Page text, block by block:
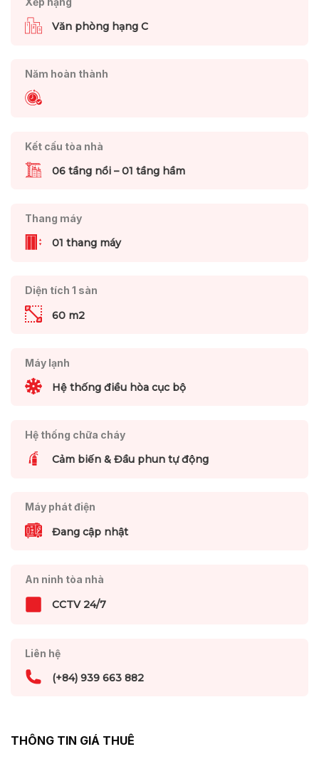
Văn phòng hạng C
Năm hoàn thành
Kết cấu tòa nhà
06 tầng nổi – 01 tầng hầm
Thang máy
01 thang máy
Diện tích 1 sàn
60 m2
Máy lạnh
Hệ thống điều hòa cục bộ
Hệ thống chữa cháy
Cảm biến & Đầu phun tự động
Máy phát điện
Đang cập nhật
An ninh tòa nhà
CCTV 24/7
Liên hệ
(+84) 939 663 882
THÔNG TIN GIÁ THUÊ